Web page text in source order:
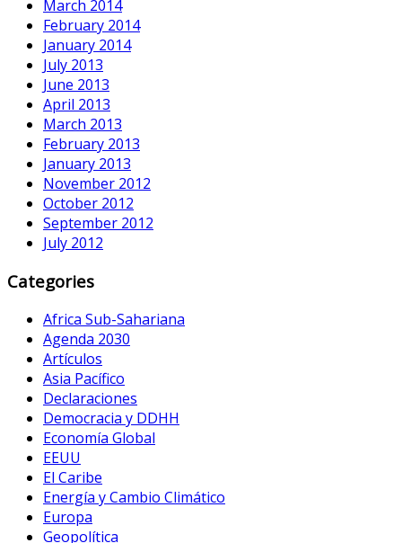
March 2014
February 2014
January 2014
July 2013
June 2013
April 2013
March 2013
February 2013
January 2013
November 2012
October 2012
September 2012
July 2012
Categories
Africa Sub-Sahariana
Agenda 2030
Artículos
Asia Pacífico
Declaraciones
Democracia y DDHH
Economía Global
EEUU
El Caribe
Energía y Cambio Climático
Europa
Geopolítica